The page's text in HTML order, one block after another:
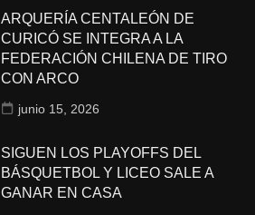
ARQUERÍA CENTALEÓN DE
CURICÓ SE INTEGRA A LA
FEDERACIÓN CHILENA DE TIRO
CON ARCO
junio 15, 2026
SIGUEN LOS PLAYOFFS DEL
BÁSQUETBOL Y LICEO SALE A
GANAR EN CASA